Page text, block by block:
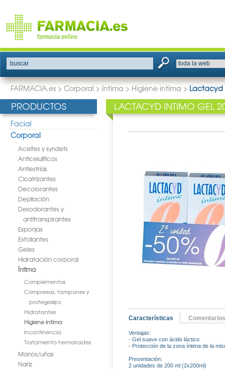
buscar
FARMACIA.es > Corporal > íntima > Higiene intima > Lactacyd
PRODUCTOS
Facial
Corporal
Aceites y syndets
Anticelulíticos
Antiestrías
Cicatrizantes
Decolorantes
Depilación
Desodorantes y
antitranspirantes
Esponjas
Exfoliantes
Geles
Hidratación corporal
Íntima
Complementos
Compresas, tampones y
protegeslips
Hidratantes
Higiene intima
Incontinencia
Tratamiento hemorroides
Manos/uñas
Nariz
LACTACYD INTIMO GEL
Características Comentarios
Ventajas:
- Gel suave con ácido láctico
- Protección de la zona íntima de la
Presentación:
2 unidades de 200 ml (2x200ml)